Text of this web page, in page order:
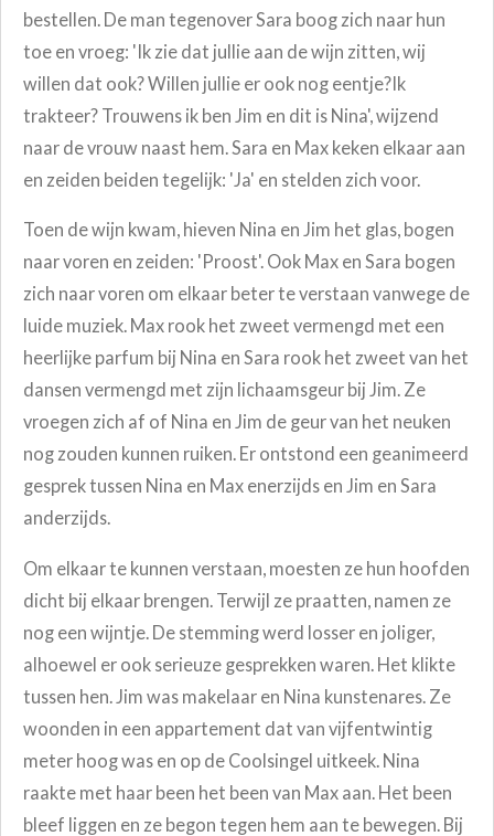
bestellen. De man tegenover Sara boog zich naar hun
toe en vroeg: 'Ik zie dat jullie aan de wijn zitten, wij
willen dat ook? Willen jullie er ook nog eentje?Ik
trakteer? Trouwens ik ben Jim en dit is Nina', wijzend
naar de vrouw naast hem. Sara en Max keken elkaar aan
en zeiden beiden tegelijk: 'Ja' en stelden zich voor.
Toen de wijn kwam, hieven Nina en Jim het glas, bogen
naar voren en zeiden: 'Proost'. Ook Max en Sara bogen
zich naar voren om elkaar beter te verstaan vanwege de
luide muziek. Max rook het zweet vermengd met een
heerlijke parfum bij Nina en Sara rook het zweet van het
dansen vermengd met zijn lichaamsgeur bij Jim. Ze
vroegen zich af of Nina en Jim de geur van het neuken
nog zouden kunnen ruiken. Er ontstond een geanimeerd
gesprek tussen Nina en Max enerzijds en Jim en Sara
anderzijds.
Om elkaar te kunnen verstaan, moesten ze hun hoofden
dicht bij elkaar brengen. Terwijl ze praatten, namen ze
nog een wijntje. De stemming werd losser en joliger,
alhoewel er ook serieuze gesprekken waren. Het klikte
tussen hen. Jim was makelaar en Nina kunstenares. Ze
woonden in een appartement dat van vijfentwintig
meter hoog was en op de Coolsingel uitkeek. Nina
raakte met haar been het been van Max aan. Het been
bleef liggen en ze begon tegen hem aan te bewegen. Bij